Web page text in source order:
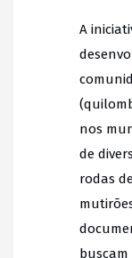
A
nos
de
rodas